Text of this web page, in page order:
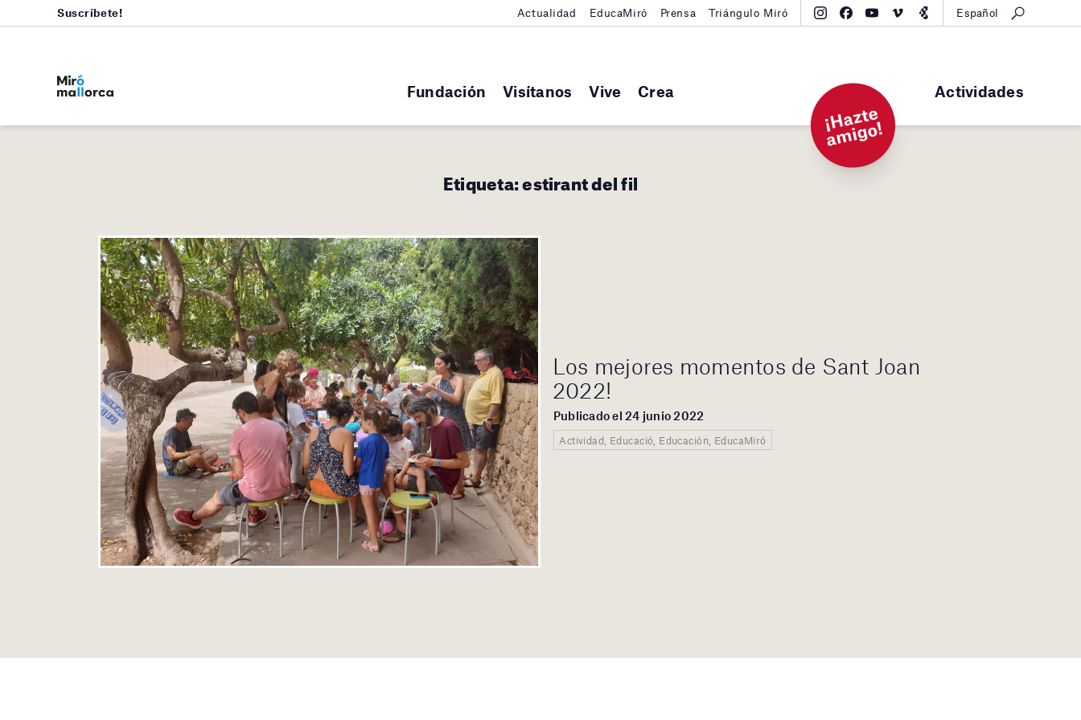
Fundación Visítanos Vive Crea Actividades
Suscríbete! Actualidad EducaMiró Prensa Triángulo Miró Español
¡
H
a
zt
e
a
mi
g
o!
Etiqueta:estirant del fil
Los mejores momentos de Sant Joan
2022!
Publicado el 24 junio 2022
Actividad, Educació, Educación, EducaMiró